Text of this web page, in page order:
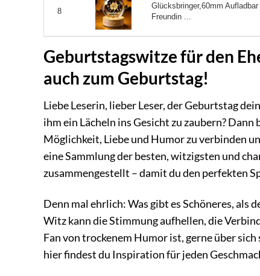
8
Glücksbringer,60mm
Freundin ...
Geburtstagswitze für den
auch zum Geburtstag!
Liebe Leserin, lieber Leser, der Geburtstag
ihm ein Lächeln ins Gesicht zu zaubern?
Möglichkeit, Liebe und Humor zu verbinden
eine Sammlung der besten, witzigsten und
zusammengestellt – damit du den perfekten
Denn mal ehrlich: Was gibt es Schöneres, als
Witz kann die Stimmung aufhellen, die
Fan von trockenem Humor ist, gerne über
hier findest du Inspiration für jeden